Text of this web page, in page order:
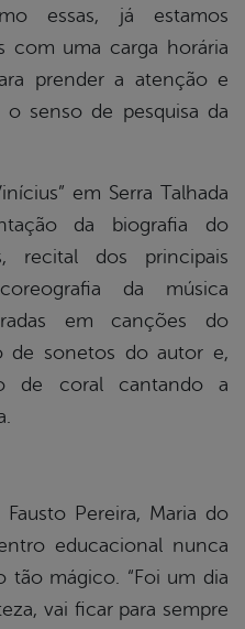
essas, já estamos
com uma carga horária
prender a atenção e
senso de pesquisa da
em Serra Talhada
da biografia do
recital dos principais
da música
em canções do
de sonetos do autor e,
de coral cantando a
Pereira, Maria do
educacional nunca
tão mágico. “Foi um dia
vai ficar para sempre